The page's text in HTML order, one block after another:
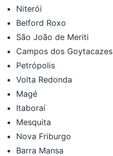
Niterói
Belford Roxo
São João de Meriti
Campos dos Goytacazes
Petrópolis
Volta Redonda
Magé
Itaboraí
Mesquita
Nova Friburgo
Barra Mansa